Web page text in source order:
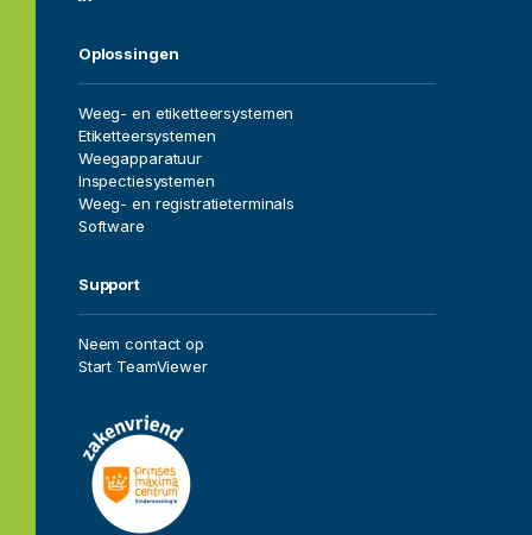
Vacatures
Over ons
Oplossingen
Dealers
Contact
Oplossingen
Weeg- en etiketteersystemen
Etiketteersystemen
Weegapparatuur
Inspectiesystemen
Weeg- en registratieterminals
Software
Support
Neem contact op
Start TeamViewer